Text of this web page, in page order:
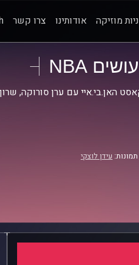
מוזיקה אודותינו צרו קשר
עושים NBA
האן.בי.איי עם ערן סורוקה,
עידן לוצקי